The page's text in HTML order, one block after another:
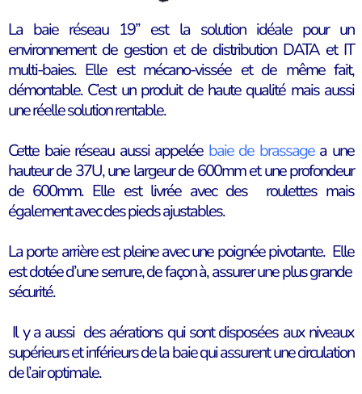
La baie réseau 19’’ est la solution idéale pour un
environnement de gestion et de distribution DATA et IT
multi-baies. Elle est mécano-vissée et de même fait,
démontable. C’est un produit de haute qualité mais aussi
une réelle solution rentable.
Cette baie réseau aussi appelée baie de brassagea une
hauteur de 37U, une largeur de 600mm et une profondeur
de 600mm. Elle estlivrée avec des roulettes mais
également avec des pieds ajustables.
La porte arrière est pleine avec une poignée pivotante. Elle
est dotée d’une serrure, de façon à, assurer une plus grande
sécurité.
Il y a aussi des aérations qui sont disposées aux niveaux
supérieurs et inférieurs de la baie qui assurent unecirculation
de l’air optimale.